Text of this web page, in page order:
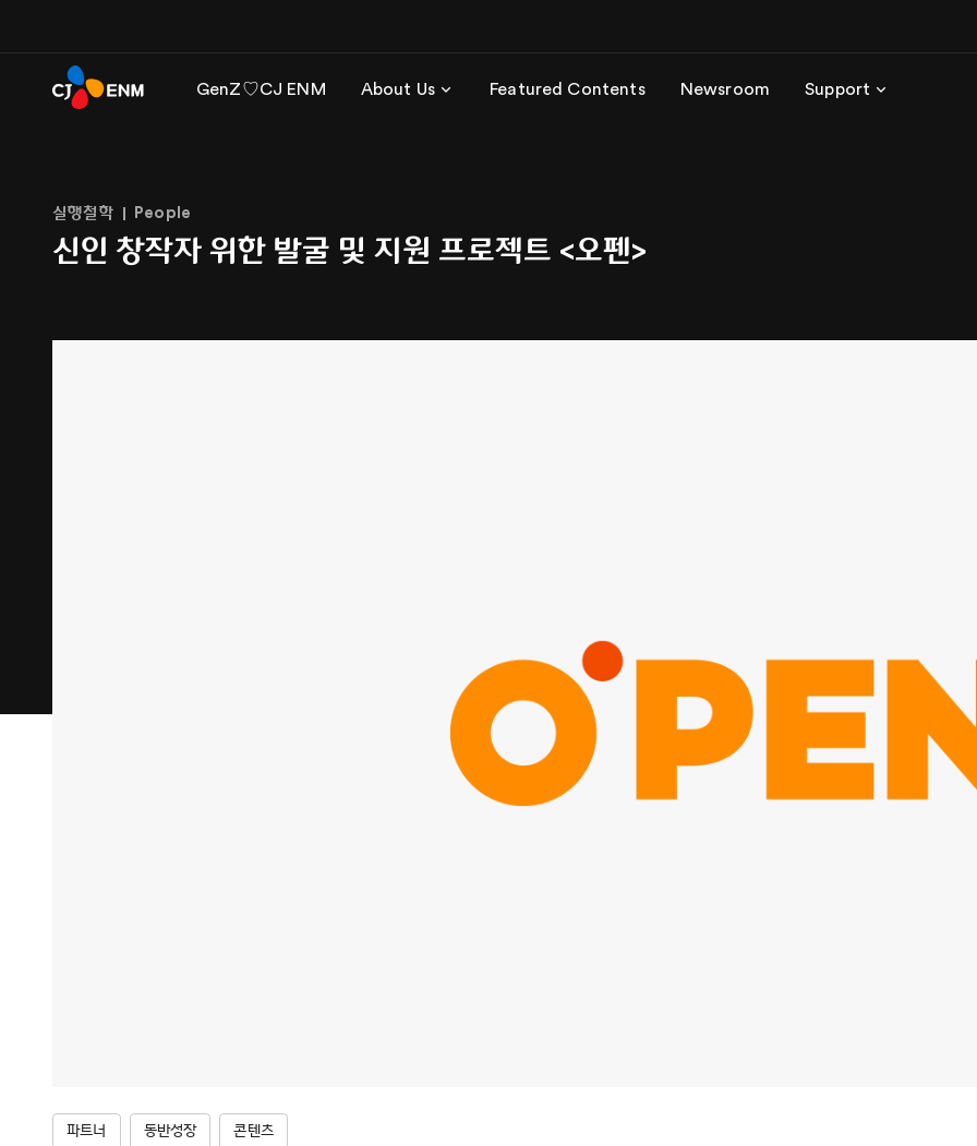
GenZ♡CJ ENM About Us Featured Contents Newsroom Support
실행철학 People
신인 창작자 위한 발굴 및 지원 프로젝트 <오펜>
파트너 동반성장 콘텐츠